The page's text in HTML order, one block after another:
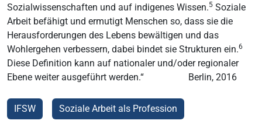
Sozialwissenschaften und auf indigenes Wissen.5 Soziale
Arbeit befähigt und ermutigt Menschen so, dass sie die
Herausforderungen des Lebens bewältigen und das
Wohlergehen verbessern, dabei bindet sie Strukturen ein.6
Diese Definition kann auf nationaler und/oder regionaler
Ebene weiter ausgeführt werden.“ Berlin, 2016
IFSW Soziale Arbeit als Profession